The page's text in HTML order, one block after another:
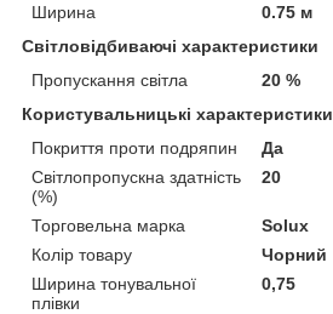
Ширина
0.75 м
Світловідбиваючі характеристики
Пропускання світла
20 %
Користувальницькі характеристики
Покриття проти подряпин
Да
Світлопропускна здатність
(%)
20
Торговельна марка
Solux
Колір товару
Чорний
Ширина тонувальної
плівки
0,75